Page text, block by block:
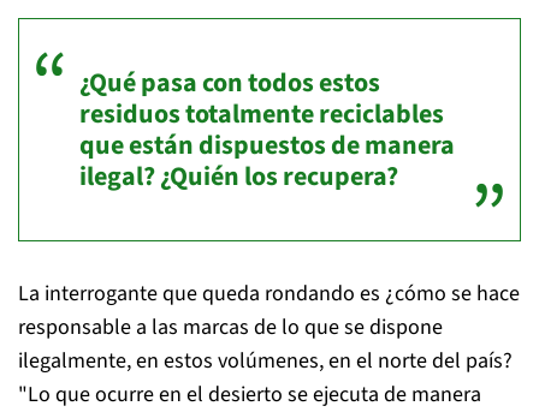
¿Qué pasa con todos estos
residuos totalmente reciclables
que están dispuestos de manera
ilegal? ¿Quién los recupera?
La interrogante que queda rondando es ¿cómo se hace
responsable a las marcas de lo que se dispone
ilegalmente, en estos volúmenes, en el norte del país?
"Lo que ocurre en el desierto se ejecuta de manera